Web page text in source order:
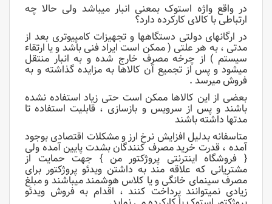
در واقع واژه استوک بمعنی انبار میباشد ولی حالا چه
ارتباطی با کالای کارکرده دارد؟
در ارگانهای دولتی دستگاهها و تجهیزات کامپیوتری بعد از
مدتی ، به هر علتی ( ممکن است ایراد فنی باشد و یا ارتقاء
سیستم ) از چرخه مصرف خارج شده و به انبار منتقل
میشود و پس از تجمیع آن کالاها به مزایده گذاشته و به
فروش میرسد .
بعضی از این کالاها ممکن است حتی زیاد استفاده نشده
باشند و پس از سرویس و بازسازی ، قابلیت استفاده تا
مدتها داشته باشند
متاسفانه بدلیل افزایش نرخ ارز و مشکلات اقتصادی بوجود
آمده ، قدرت خرید مصرف کنندگان بشدت پایین آمده ولی
{ فروشگاه اینترنتی پروژکتور من } جهت حمایت از
مشتریانی که علاقه مند به داشتن ویدئو پروژکتور برای
مصرف سینمای خانگی و یا کلاس هوشمند میباشند و مبلغ
زیادی نمیتوانند پرداخت کنند ، اقدام به فروش ویدئو